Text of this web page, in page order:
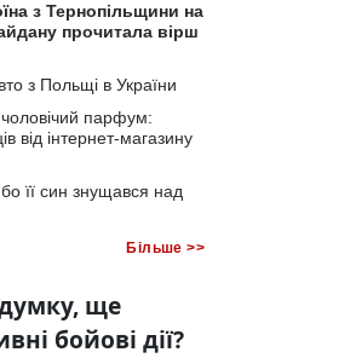
з Тернопільщини на
прочитала вірш
з Польщі в України
парфум:
від інтернет-магазину
її син знущався над
Більше >>
ще
бойові дії?